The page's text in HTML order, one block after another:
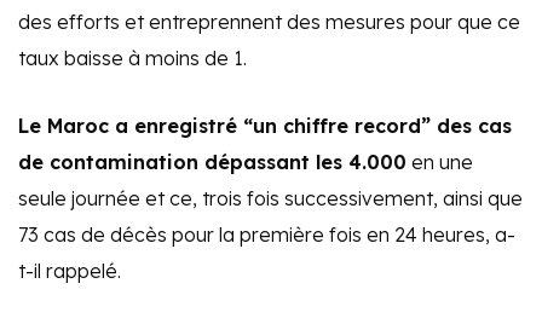
des efforts et entreprennent des mesures pour que ce
taux baisse à moins de 1.
Le Maroc a enregistré “un chiffre record” des cas
de contamination dépassant les 4.000 en une
seule journée et ce, trois fois successivement, ainsi que
73 cas de décès pour la première fois en 24 heures, a-
t-il rappelé.